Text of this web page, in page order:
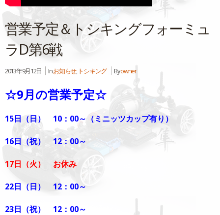
営業予定＆トシキングフォーミュ
ラD第6戦
2013年9月12日 Inお知らせ, トシキング Byowner
☆9月の営業予定☆
15日（日） 10：00～（ミニッツカップ有り）
16日（祝） 12：00～
17日（火） お休み
22日（日） 12：00～
23日（祝） 12：00～